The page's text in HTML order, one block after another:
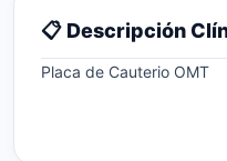
📋 Descripción
Placa de Cauterio OMT